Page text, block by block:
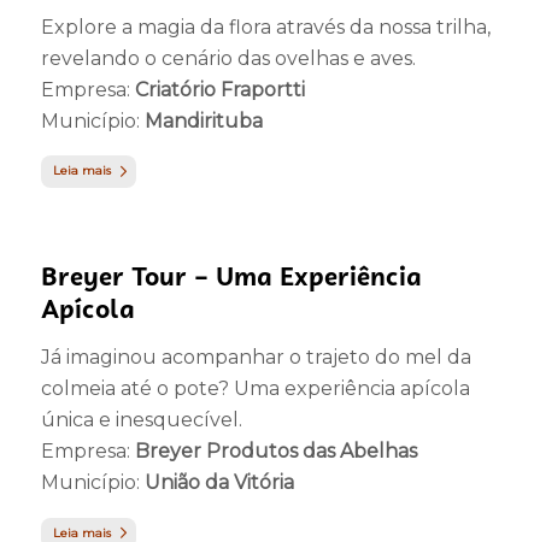
Explore a magia da flora através da nossa trilha,
revelando o cenário das ovelhas e aves.
Empresa: Criatório Fraportti
Município: Mandirituba
Leia mais
Breyer Tour – Uma Experiência
Apícola
Já imaginou acompanhar o trajeto do mel da
colmeia até o pote? Uma experiência apícola
única e inesquecível.
Empresa: Breyer Produtos das Abelhas
Município: União da Vitória
Leia mais